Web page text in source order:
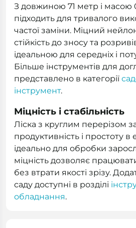
З довжиною 71 метр і масою
підходить для тривалого
частої заміни. Міцний
стійкість до зносу та
ідеальною для середніх і
Більше інструментів для
представлено в категорії
інструмент.
Міцність і стабільність
Ліска з круглим перерізом
продуктивність і простоту в
ідеально для обробки
міцність дозволяє
без втрати якості зрізу.
саду доступні в розділі
обладнання.